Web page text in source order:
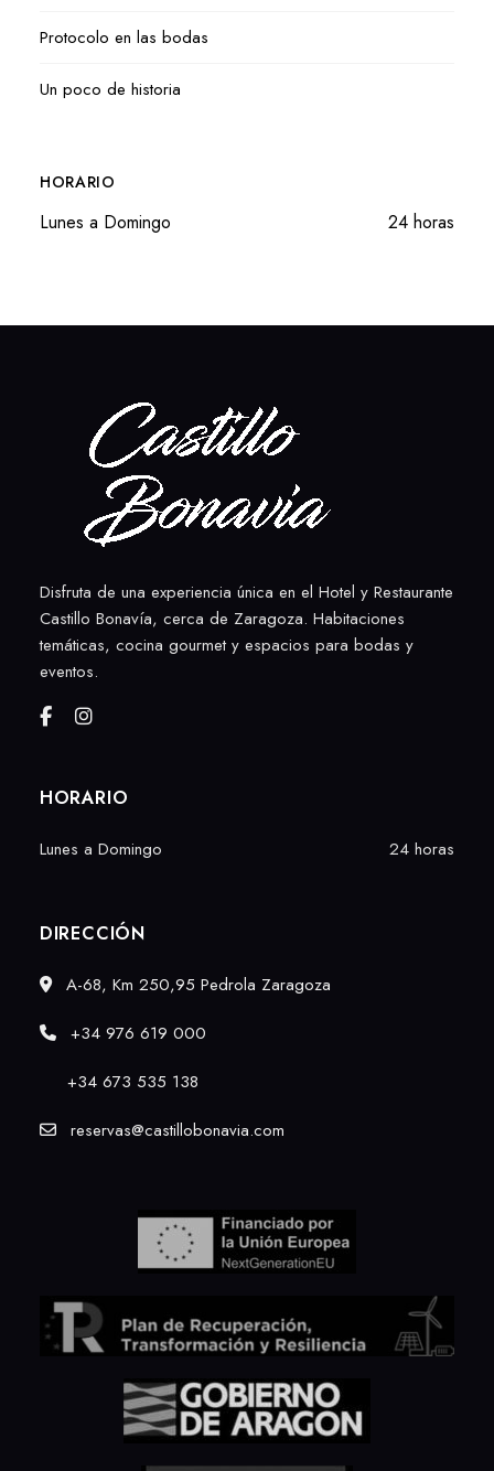
Protocolo en las bodas
Un poco de historia
HORARIO
Lunes a Domingo 24 horas
Disfruta de una experiencia única en el Hotel y Restaurante
Castillo Bonavía, cerca de Zaragoza. Habitaciones
temáticas, cocina gourmet y espacios para bodas y
eventos.
HORARIO
Lunes a Domingo 24 horas
DIRECCIÓN
A-68, Km 250,95 Pedrola Zaragoza
+34 976 619 000
+34673 535 138
reservas@castillobonavia.com